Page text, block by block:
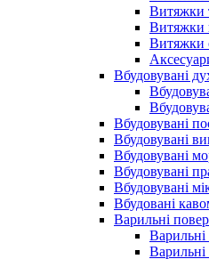
Витяжки
Витяжки
Витяжки
Вбудовувані
Вбудовувані
Вбудовувані
Вбудовувані
Вбудовувані
Вбудовувані
Вбудовані
Варильні
Варильні